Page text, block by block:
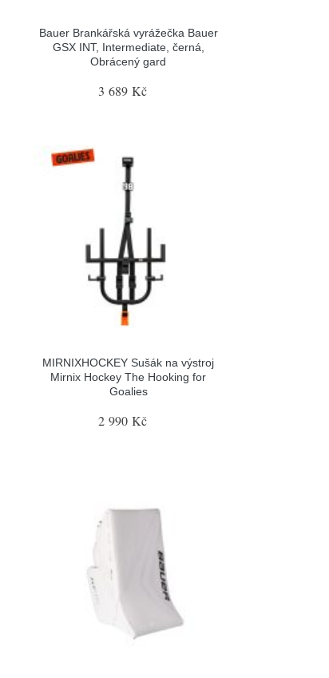
Bauer Brankářská vyrážečka Bauer
GSX INT, Intermediate, černá,
Obrácený gard
3 689 Kč
MIRNIXHOCKEY Sušák na výstroj
Mirnix Hockey The Hooking for
Goalies
2 990 Kč